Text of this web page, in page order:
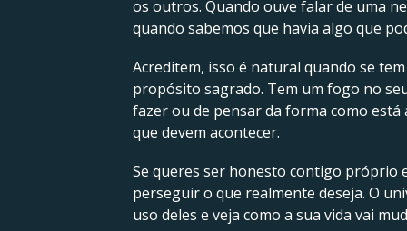
os outros. Quando ouve falar de uma
quando sabemos que havia algo que
Acreditem, isso é natural quando se
propósito sagrado. Tem um fogo no
fazer ou de pensar da forma como
que devem acontecer.
Se queres ser honesto contigo próprio
perseguir o que realmente deseja. O
uso deles e veja como a sua vida vai